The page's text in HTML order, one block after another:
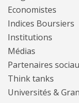
Economistes
Indices Boursiers
Institutions
Médias
Partenaires
Think tanks
Universités &